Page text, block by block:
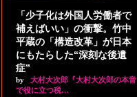
「少子化は外国人労働者で
補えばいい」の衝撃。竹中
平蔵の「構造改革」が日本
にもたらした“深刻な後遺
症”
by
大村大次郎『大村大次郎の本音
で役に立つ税…